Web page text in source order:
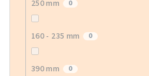
250 mm 0
160 - 235 mm 0
390 mm 0